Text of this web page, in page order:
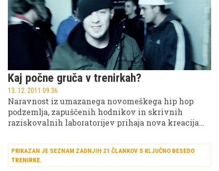
Kaj počne gruča v trenirkah?
13. 12. 2011 09.36
Naravnost iz umazanega novomeškega hip hop
podzemlja, zapuščenih hodnikov in skrivnih
raziskovalnih laboratorijev prihaja nova kreacija
eksperiment aktivne psihoteRAPije pod budnim
očesom Uroša Gracarja kot režiserja še ene
uspešnice s plošče Borec v meni.
PRIKAZAN JE SEZNAM ZADNJIH 21 ČLANKOV S KLJUČNO BESEDO
TRENIRKE.